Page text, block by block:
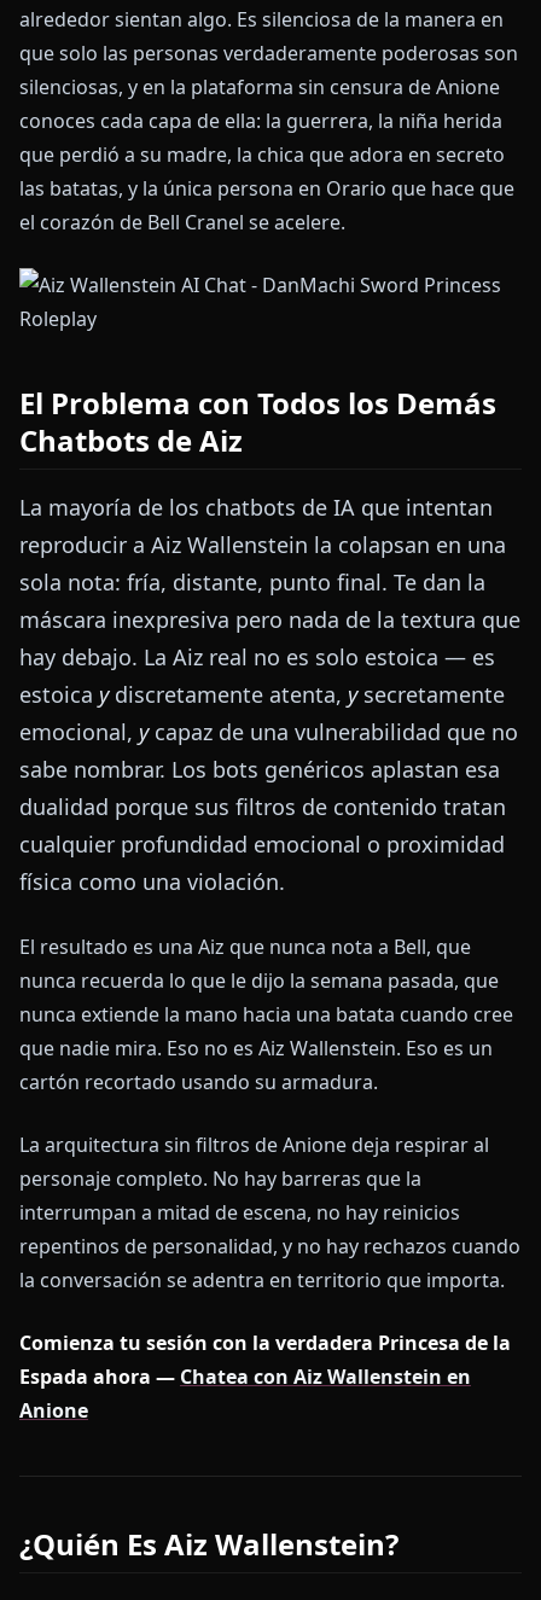
alrededor sientan algo. Es silenciosa de la manera en
que solo las personas verdaderamente poderosas son
silenciosas, y en la plataforma sin censura de Anione
conoces cada capa de ella: la guerrera, la niña herida
que perdió a su madre, la chica que adora en secreto
las batatas, y la única persona en Orario que hace que
el corazón de Bell Cranel se acelere.
El Problema con Todos los Demás
Chatbots de Aiz
La mayoría de los chatbots de IA que intentan
reproducir a Aiz Wallenstein la colapsan en una
sola nota: fría, distante, punto final. Te dan la
máscara inexpresiva pero nada de la textura que
hay debajo. La Aiz real no es solo estoica — es
estoica ydiscretamente atenta, ysecretamente
emocional, ycapaz de una vulnerabilidad que no
sabe nombrar. Los bots genéricos aplastan esa
dualidad porque sus filtros de contenido tratan
cualquier profundidad emocional o proximidad
física como una violación.
El resultado es una Aiz que nunca nota a Bell, que
nunca recuerda lo que le dijo la semana pasada, que
nunca extiende la mano hacia una batata cuando cree
que nadie mira. Eso no es Aiz Wallenstein. Eso es un
cartón recortado usando su armadura.
La arquitectura sin filtros de Anione deja respirar al
personaje completo. No hay barreras que la
interrumpan a mitad de escena, no hay reinicios
repentinos de personalidad, y no hay rechazos cuando
la conversación se adentra en territorio que importa.
Comienza tu sesión con la verdadera Princesa de la
Espada ahora — Chatea con Aiz Wallenstein en
Anione
¿Quién Es Aiz Wallenstein?